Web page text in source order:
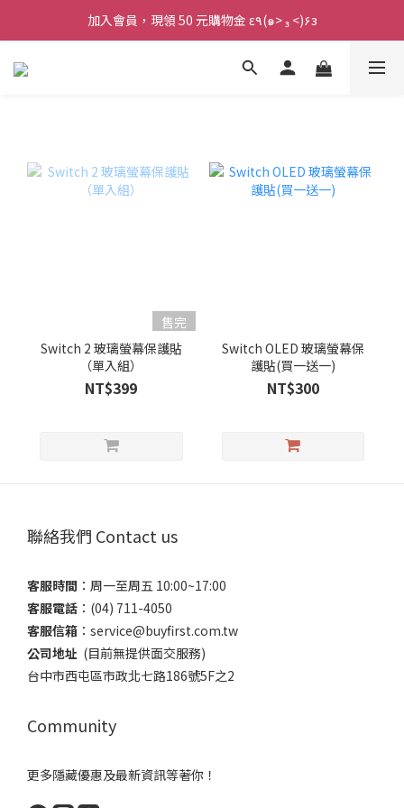
加入會員，現領 50 元購物金 ε٩(๑> ₃ <)۶з
加入會員，現領 50 元購物金 ε٩(๑> ₃ <)۶з
全館滿 800 元 就免運 🚚
售完
Switch 2 玻璃螢幕保護貼
（單入組）
NT$399
Switch OLED 玻璃螢幕保
護貼(買一送一)
NT$300
聯絡我們 Contact us
客服時間 ：​周一至周五 10:00~17:00
客服電話 ​：(04) 711-4050
客服信箱 ：​service@buyfirst.com.tw
公司地址 (目前無提供面交服務) ​
台中市西屯區市政北七路186號5F之2
Community
更多隱藏優惠及最新資訊等著你！